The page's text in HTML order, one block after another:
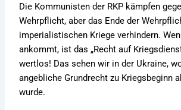
Die Kommunisten der RKP kämpfen
Wehrpflicht, aber das Ende der
imperialistischen Kriege verhindern.
ankommt, ist das „Recht auf
wertlos! Das sehen wir in der Ukraine,
angebliche Grundrecht zu Kriegsbeginn
wurde.